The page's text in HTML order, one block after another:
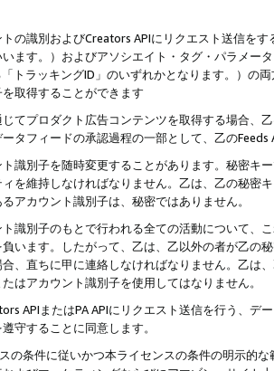
の識別およびCreators APIにリクエスト送信を
います。）およびアソシエイト・タグ・パラメー
トラッキングID」のいずれかとなります。）の
取得することができます
てプロダクト広告コンテンツを取得する場合、
タフィードの承認過程の一部として、乙の
識別子を随時変更することがあります。秘密キ
を維持しなければなりません。乙は、乙の秘密
アカウント識別子は、秘密ではありません。
識別子のもとで行われる全ての活動について、
います。したがって、乙は、乙以外の者が乙の
、直ちに甲に連絡しなければなりません。乙は
はアカウント識別子を使用してはなりません。
APIまたはPA APIにリクエスト送信を行う、デ
守することに同意します。
の条件に従いかつ本ライセンスの条件の明示的